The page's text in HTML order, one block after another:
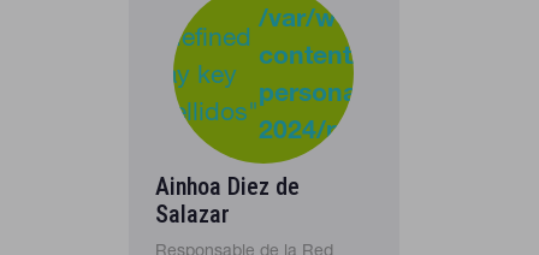
Undefined
array key
"apellidos"
/var/www/clients/
content/plugins/
personas-
2024/
Ainhoa Diez de
Salazar
Responsable de la Red